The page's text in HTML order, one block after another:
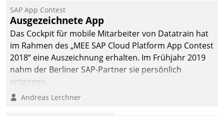
SAP App Contest
Ausgezeichnete App
Das Cockpit für mobile Mitarbeiter von Datatrain hat
im Rahmen des „MEE SAP Cloud Platform App Contest
2018“ eine Auszeichnung erhalten. Im Frühjahr 2019
nahm der Berliner SAP-Partner sie persönlich
entgegen.
Andreas Lerchner